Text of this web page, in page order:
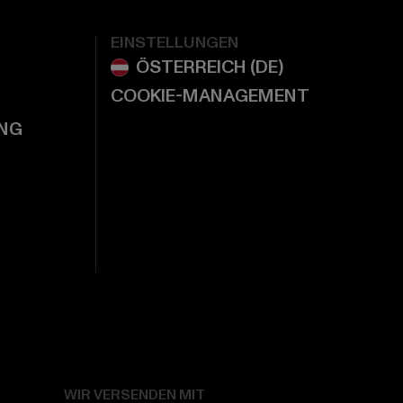
EINSTELLUNGEN
COOKIE-MANAGEMENT
WIR VERSENDEN MIT